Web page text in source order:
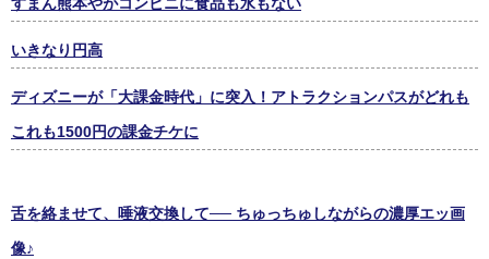
いきなり円高
ディズニーが「大課金時代」に突入！アトラクションパスがどれも
これも1500円の課金チケに
舌を絡ませて、唾液交換して── ちゅっちゅしながらの濃厚エッ画
像♪